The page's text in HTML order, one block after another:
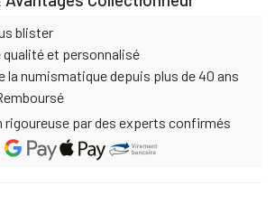
blister
qualité et personnalisé
la numismatique depuis plus de 40 ans
rigoureuse par des experts confirmés